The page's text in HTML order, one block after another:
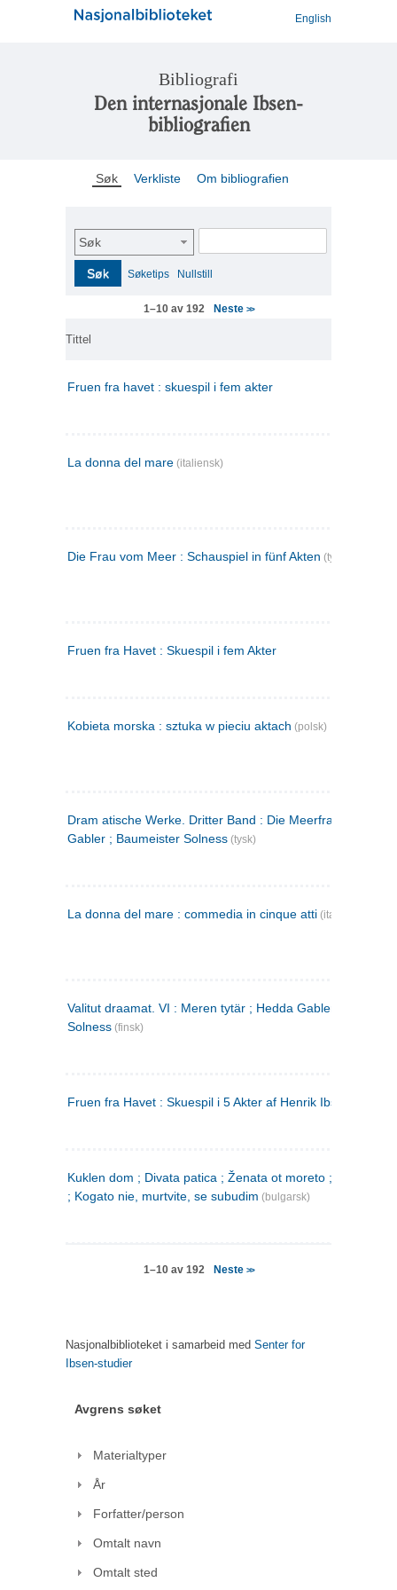
English
Bibliografi
Den internasjonale Ibsen-
bibliografien
Søk Verkliste Om bibliografien
Søk
Søk Søketips Nullstill
1–10 av 192 Neste >>
Tittel
Fruen fra havet : skuespil i fem akter
La donna del mare (italiensk)
Die Frau vom Meer : Schauspiel in fünf Akten (tysk)
Fruen fra Havet : Skuespil i fem Akter
Kobieta morska : sztuka w pieciu aktach (polsk)
Dram atische Werke. Dritter Band : Die Meerfrau ; Hedda
Gabler ; Baumeister Solness (tysk)
La donna del mare : commedia in cinque atti (italiensk)
Valitut draamat. VI : Meren tytär ; Hedda Gabler ;
Solness (finsk)
Fruen fra Havet : Skuespil i 5 Akter af Henrik Ibsen
Kuklen dom ; Divata patica ; Ženata ot moreto ; Malkijat
; Kogato nie, murtvite, se subudim (bulgarsk)
1–10 av 192 Neste >>
Nasjonalbiblioteket i samarbeid med Senter for
Ibsen-studier
Avgrens søket
Materialtyper
År
Forfatter/person
Omtalt navn
Omtalt sted